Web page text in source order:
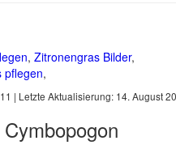
, Zitronengras Bilder,
pflegen,
| Letzte Aktualisierung: 14. August
Cymbopogon